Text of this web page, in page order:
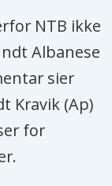
NTB ikke
Albanese
sier
Kravik (Ap)
for